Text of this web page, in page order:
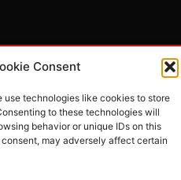
Consent
use technologies like cookies to store
to these technologies will
behavior or unique IDs on this
may adversely affect certain
Website by